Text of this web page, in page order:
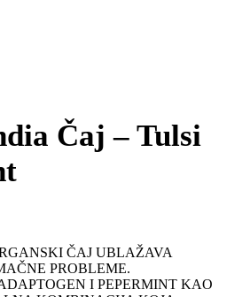
Čaj – Tulsi
ČAJ UBLAŽAVA
PROBLEME.
I PEPERMINT KAO